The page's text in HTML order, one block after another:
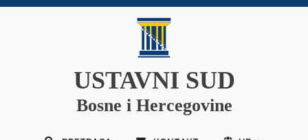
USTAVNI SUD
Bosne i Hercegovine